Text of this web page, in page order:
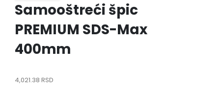
Samooštreći špic
PREMIUM SDS-Max
400mm
4,021.38 RSD